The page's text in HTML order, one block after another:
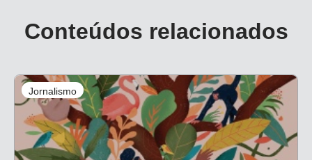
Conteúdos relacionados
Jornalismo